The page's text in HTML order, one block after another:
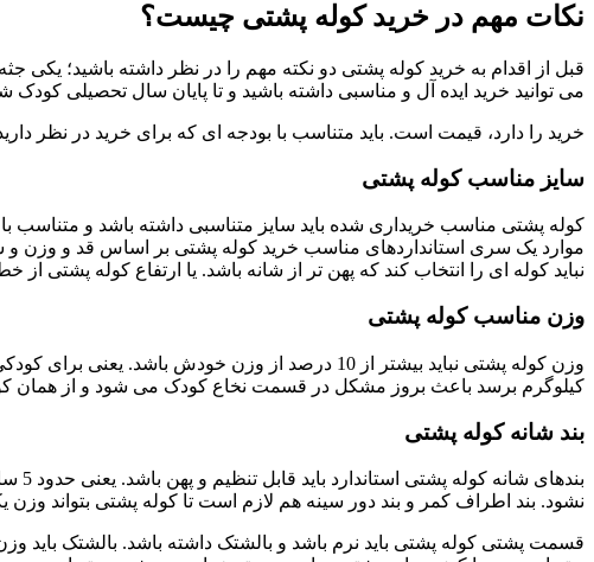
نکات مهم در خرید کوله پشتی چیست؟
قبل از اقدام به خرید کوله پشتی دو نکته مهم را در نظر داشته باشید؛ یکی
می توانید خرید ایده آل و مناسبی داشته باشید و تا پایان سال تحصیلی
خرید را دارد، قیمت است. باید متناسب با بودجه ای که برای خرید در نظر
سایز مناسب کوله پشتی
کوله پشتی مناسب خریداری شده باید سایز متناسبی داشته باشد و
موارد یک سری استانداردهای مناسب خرید کوله پشتی بر اساس قد و وزن و
نباید کوله ای را انتخاب کند که پهن تر از شانه باشد. یا ارتفاع کوله پشتی از خط کمر 10 سانتی متر بیشتر باشد. این موارد برای کوله پشتی کودک
وزن مناسب کوله پشتی
کیلوگرم برسد باعث بروز مشکل در قسمت نخاع کودک می شود و از همان
بند شانه کوله پشتی
نشود. بند اطراف کمر و بند دور سینه هم لازم است تا کوله پشتی بتواند
قسمت پشتی کوله پشتی باید نرم باشد و بالشتک داشته باشد. بالشتک